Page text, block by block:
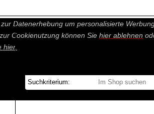
notwendige Cookies gesetzt. Technisch
Datenerhebung um personalisierte
Cookienutzung können Sie hier ablehnen
hier.